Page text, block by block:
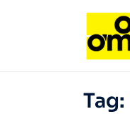
Tag: